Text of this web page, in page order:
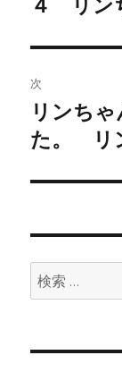
ナ
ビ
ゲ
ー
シ
ン
稿:
４ リン
次
次
の
稿:
リンち
た。 リ
検
索: